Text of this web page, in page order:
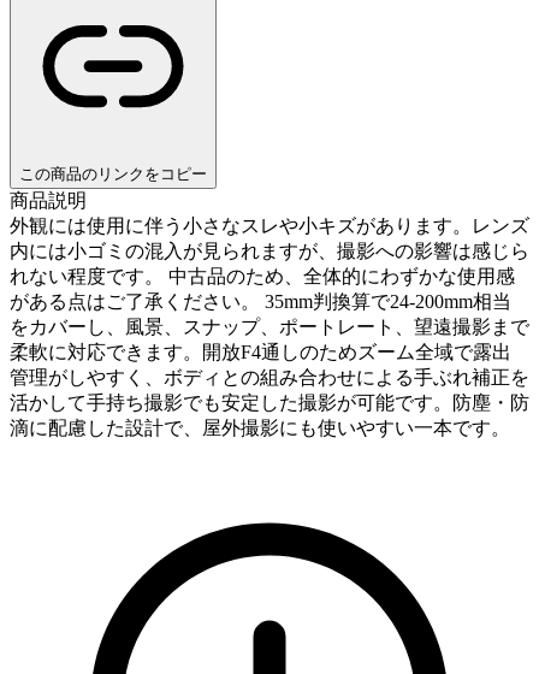
この商品のリンクをコピー
商品説明
外観には使用に伴う小さなスレや小キズがあります。レンズ
内には小ゴミの混入が見られますが、撮影への影響は感じら
れない程度です。 中古品のため、全体的にわずかな使用感
がある点はご了承ください。 35mm判換算で24-200mm相当
をカバーし、風景、スナップ、ポートレート、望遠撮影まで
柔軟に対応できます。開放F4通しのためズーム全域で露出
管理がしやすく、ボディとの組み合わせによる手ぶれ補正を
活かして手持ち撮影でも安定した撮影が可能です。防塵・防
滴に配慮した設計で、屋外撮影にも使いやすい一本です。